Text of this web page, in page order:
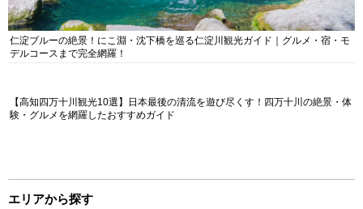
仁淀ブルーの絶景！にこ淵・沈下橋を巡る仁淀川観光ガイド｜グルメ・宿・モ
デルコースまで完全網羅！
【高知四万十川観光10選】日本最後の清流を遊び尽くす！四万十川の絶景・体
験・グルメを網羅したおすすめガイド
エリアから探す